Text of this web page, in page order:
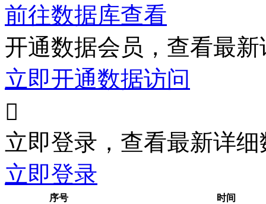
前往数据库查看
开通数据会员，查看最
立即开通数据访问

立即登录，查看最新详细
立即登录
序号
时间